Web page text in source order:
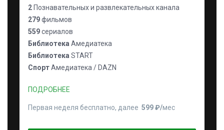
2 Познавательных и развлекательных канала
279фильмов
559сериалов
Библиотека Амедиатека
Библиотека START
СпортАмедиатека / DAZN
ПОДРОБНЕЕ
Первая неделя бесплатно, далее 599 ₽⁠/⁠мес